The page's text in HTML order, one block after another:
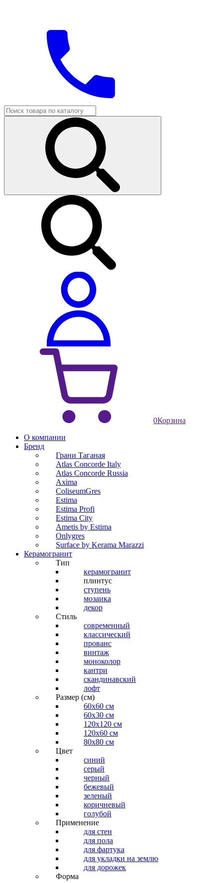
0Корзина
О компании
Бренд
Грани Таганая
Atlas Concorde Italy
Atlas Concorde Russia
Axima
ColiseumGres
Estima
Estima Profi
Estima City
Ametis by Estima
Onlygres
Surface by Kerama Marazzi
Керамогранит
Тип
керамогранит
плинтус
ступень
мозаика
декор
Стиль
современный
классический
прованс
винтаж
моноколор
кантри
скандинавский
лофт
Размер (см)
60х60 см
60x30 см
120x120 см
120x60 см
80x80 см
Цвет
синий
серый
черный
бежевый
зеленый
коричневый
голубой
Применение
для стен
для пола
для фартука
для укладки на землю
для дорожек
Форма